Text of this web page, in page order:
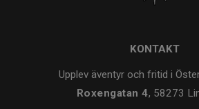
KONTAKT
Upplev äventyr och fritid i
Roxengatan 4, 58273